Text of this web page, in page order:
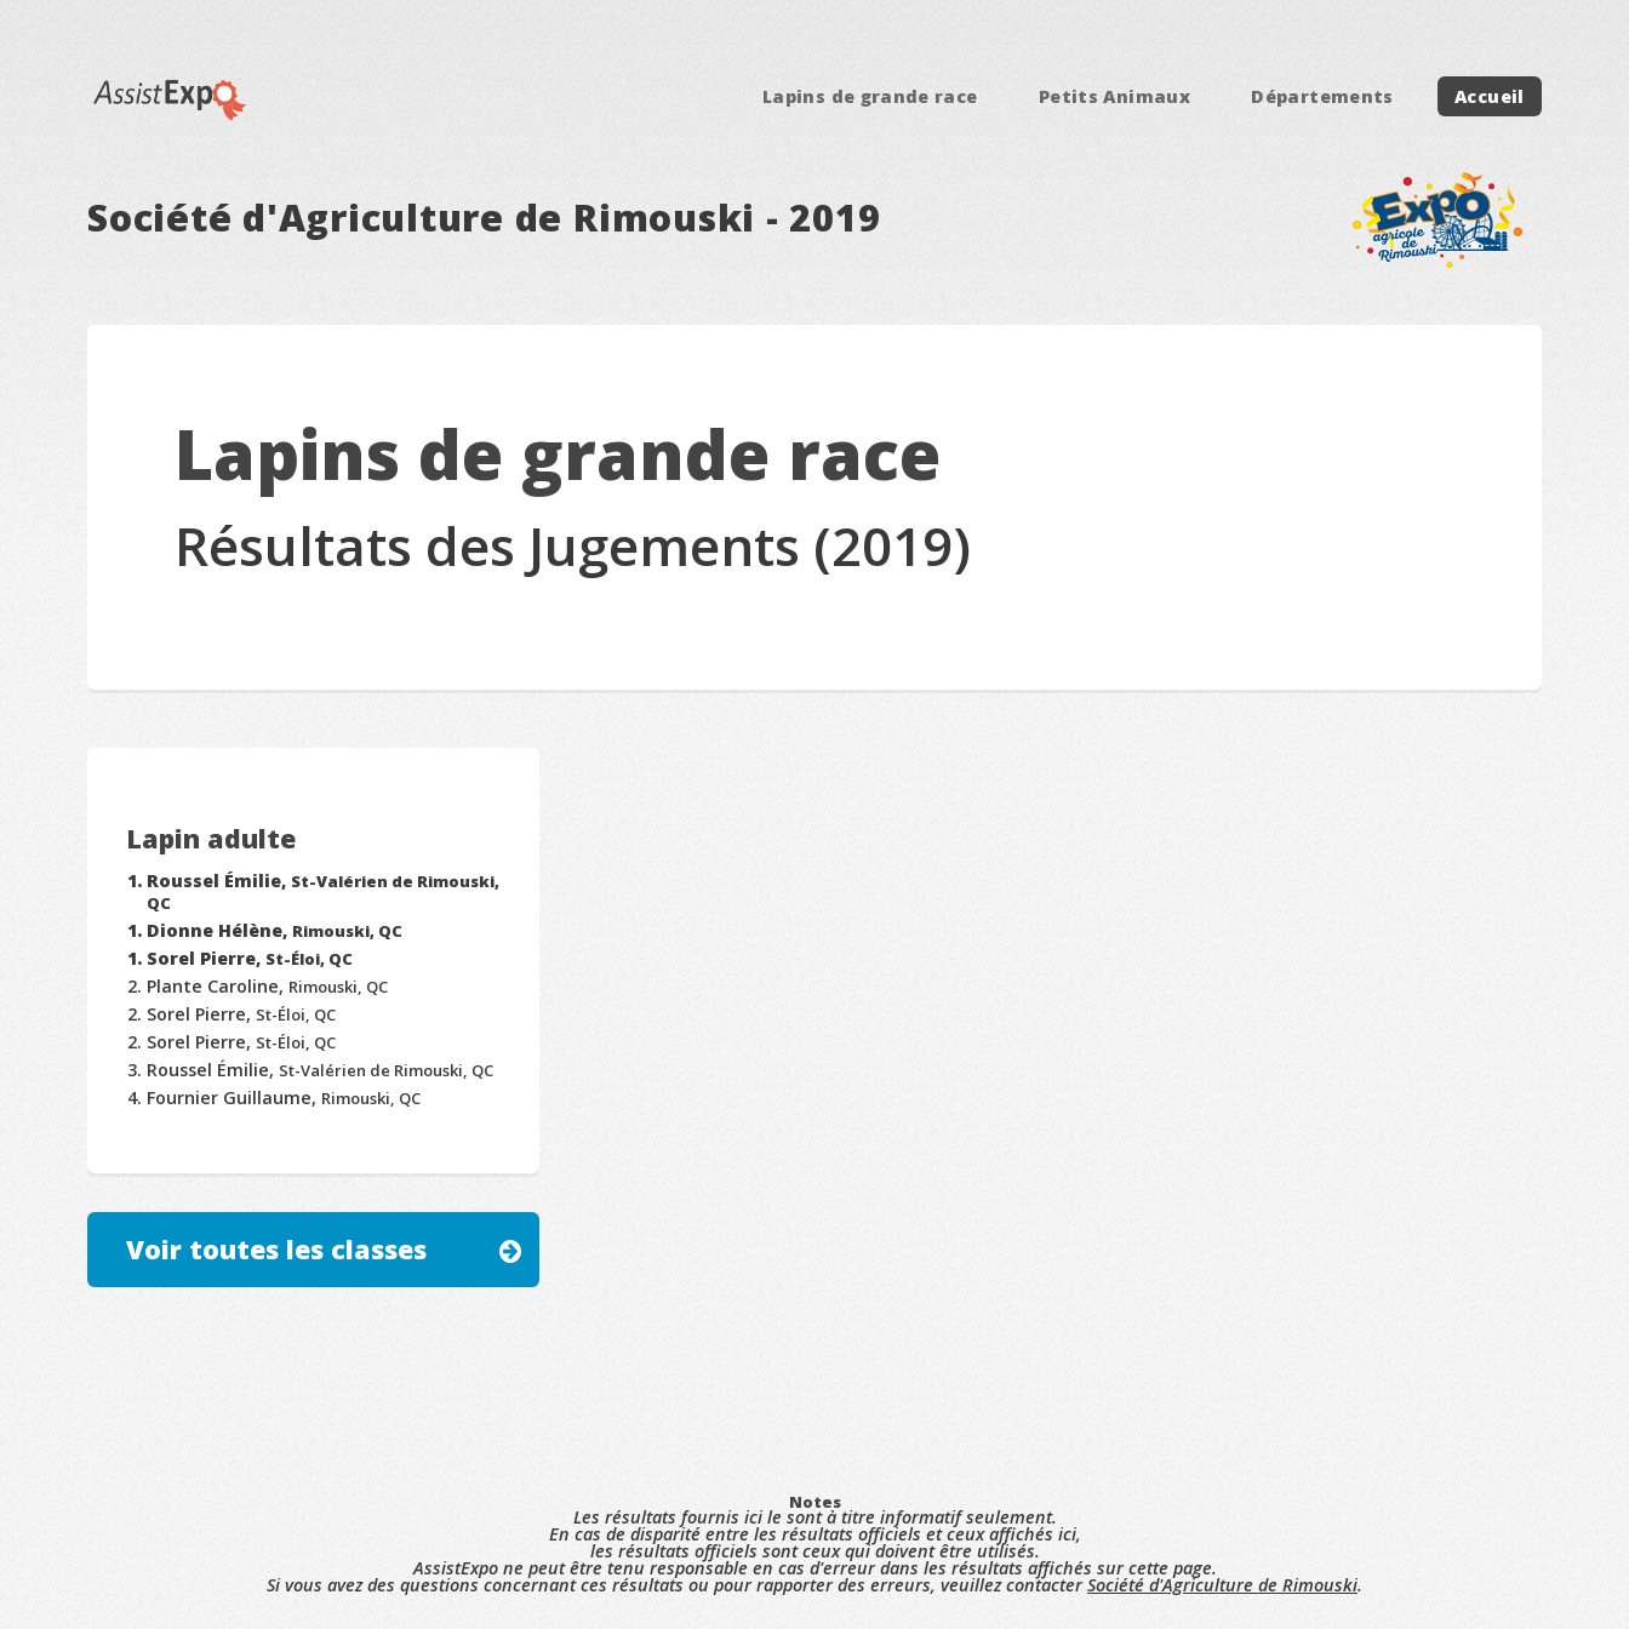
Société d'Agriculture de Rimouski - 2019
Lapins de grande race Petits Animaux Départements Accueil
Lapins de grande race
Résultats des Jugements (2019)
Lapin adulte
Roussel Émilie, St-Valérien de Rimouski,
QC
Dionne Hélène, Rimouski, QC
Sorel Pierre, St-Éloi, QC
Plante Caroline, Rimouski, QC
Sorel Pierre, St-Éloi, QC
Sorel Pierre, St-Éloi, QC
Roussel Émilie, St-Valérien de Rimouski, QC
Fournier Guillaume, Rimouski, QC
Voir toutes les classes
Notes
Les résultats fournis ici le sont à titre informatif seulement.
En cas de disparité entre les résultats officiels et ceux affichés ici,
les résultats officiels sont ceux qui doivent être utilisés.
AssistExpo ne peut être tenu responsable en cas d'erreur dans les résultats affichés sur cette page.
Si vous avez des questions concernant ces résultats ou pour rapporter des erreurs, veuillez contacterSociété d'Agriculture de Rimouski.